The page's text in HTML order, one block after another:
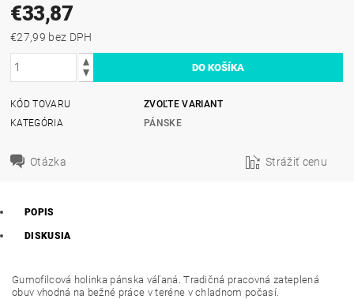
€33,87
€27,99 bez DPH
KÓD TOVARU
ZVOĽTE VARIANT
KATEGÓRIA
PÁNSKE
Otázka Strážiť cenu
POPIS
DISKUSIA
Gumofilcová holinka pánska váľaná. Tradičná pracovná zateplená
obuv vhodná na bežné práce v teréne v chladnom počasí.